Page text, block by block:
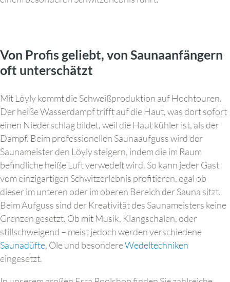
Von Profis geliebt, von Saunaanfängern
oft unterschätzt
Mit Löyly kommt die Schweißproduktion auf Hochtouren.
Der heiße Wasserdampf trifft auf die Haut, was dort sofort
einen Niederschlag bildet, weil die Haut kühler ist, als der
Dampf. Beim professionellen Saunaaufguss wird der
Saunameister den Löyly steigern, indem die im Raum
befindliche heiße Luft verwedelt wird. So kann jeder Gast
vom einzigartigen Schwitzerlebnis profitieren, egal ob
dieser im unteren oder im oberen Bereich der Sauna sitzt.
Beim Aufguss sind der Kreativität des Saunameisters keine
Grenzen gesetzt. Ob mit Musik, Klangschalen, oder
stillschweigend – meist jedoch werden verschiedene
Saunadüfte, Öle und besondereWedeltechniken
eingesetzt.